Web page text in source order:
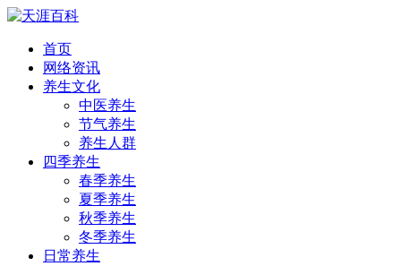
首页
网络资讯
养生文化
中医养生
节气养生
养生人群
四季养生
春季养生
夏季养生
秋季养生
冬季养生
日常养生